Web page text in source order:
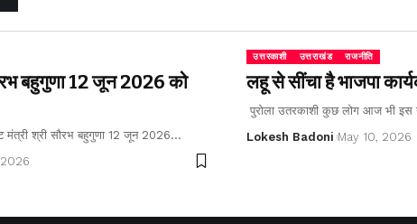
बहुगुणा 12 जून 2026 को
मंत्री श्री सौरभ बहुगुणा 12 जून 2026…
उत्तरकाशी उत्तराखंड राजनीति
लहू से सींचा है भाजपा
पुरोला उतरकाशी कुछ लोग आज भी
Lokesh Badoni May 10, 2026